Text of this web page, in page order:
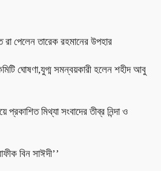
পেলেন তারেক রহমানের উপহার
ঘোষণা,যুগ্ম সমন্বয়কারী হলেন শহীদ আবু
মিথ্যা সংবাদের তীব্র নিন্দা ও
বিন সাঈদী’’